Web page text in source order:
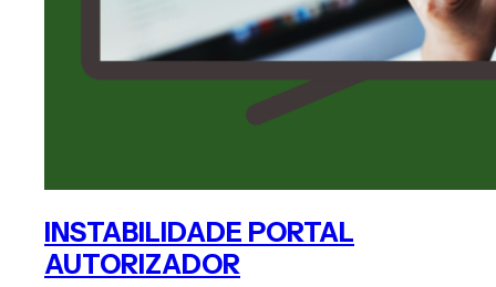
INSTABILIDADE PORTAL
AUTORIZADOR